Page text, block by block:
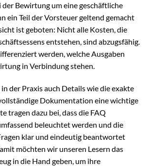
der Bewirtung um eine geschäftliche
ein Teil der Vorsteuer geltend gemacht
ist geboten: Nicht alle Kosten, die
entstehen, sind abzugsfähig.
werden, welche Ausgaben
in Verbindung stehen.
der Praxis auch Details wie die exakte
Dokumentation eine wichtige
tragen dazu bei, dass die FAQ
beleuchtet werden und die
klar und eindeutig beantwortet
möchten wir unseren Lesern das
in die Hand geben, um ihre